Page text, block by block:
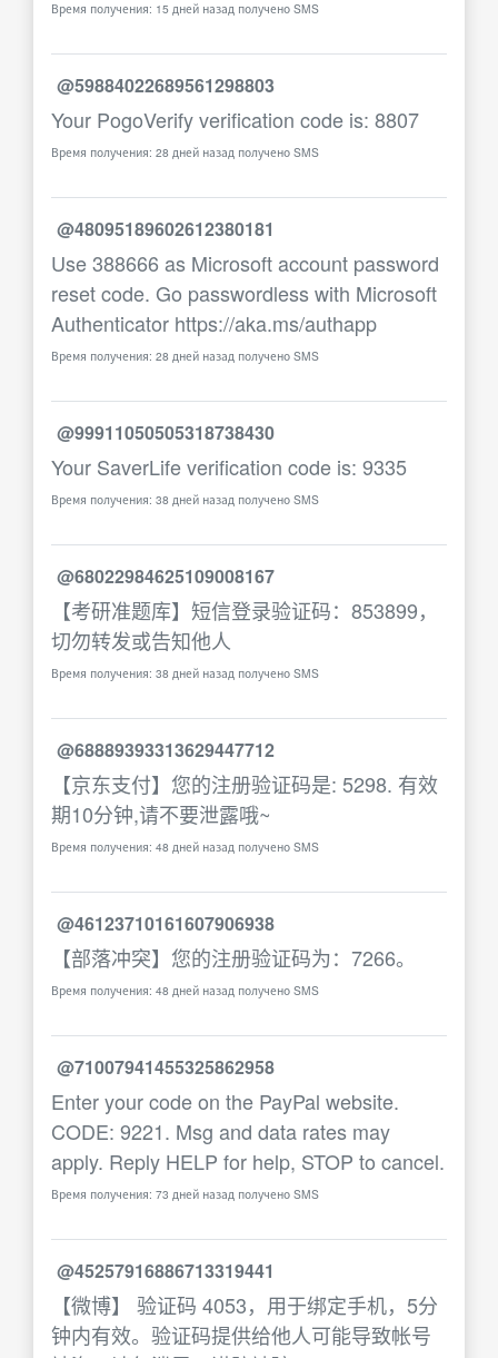
Время получения: 15 дней назад получено SMS
@59884022689561298803
Your PogoVerify verification code is: 8807
Время получения: 28 дней назад получено SMS
@48095189602612380181
Use 388666 as Microsoft account password
reset code. Go passwordless with Microsoft
Authenticator https://aka.ms/authapp
Время получения: 28 дней назад получено SMS
@99911050505318738430
Your SaverLife verification code is: 9335
Время получения: 38 дней назад получено SMS
@68022984625109008167
【考研准题库】短信登录验证码：853899，
切勿转发或告知他人
Время получения: 38 дней назад получено SMS
@68889393313629447712
【京东支付】您的注册验证码是: 5298. 有效
期10分钟,请不要泄露哦~
Время получения: 48 дней назад получено SMS
@46123710161607906938
【部落冲突】您的注册验证码为：7266。
Время получения: 48 дней назад получено SMS
@71007941455325862958
Enter your code on the PayPal website.
CODE: 9221. Msg and data rates may
apply. Reply HELP for help, STOP to cancel.
Время получения: 73 дней назад получено SMS
@45257916886713319441
【微博】 验证码 4053，用于绑定手机，5分
钟内有效。验证码提供给他人可能导致帐号